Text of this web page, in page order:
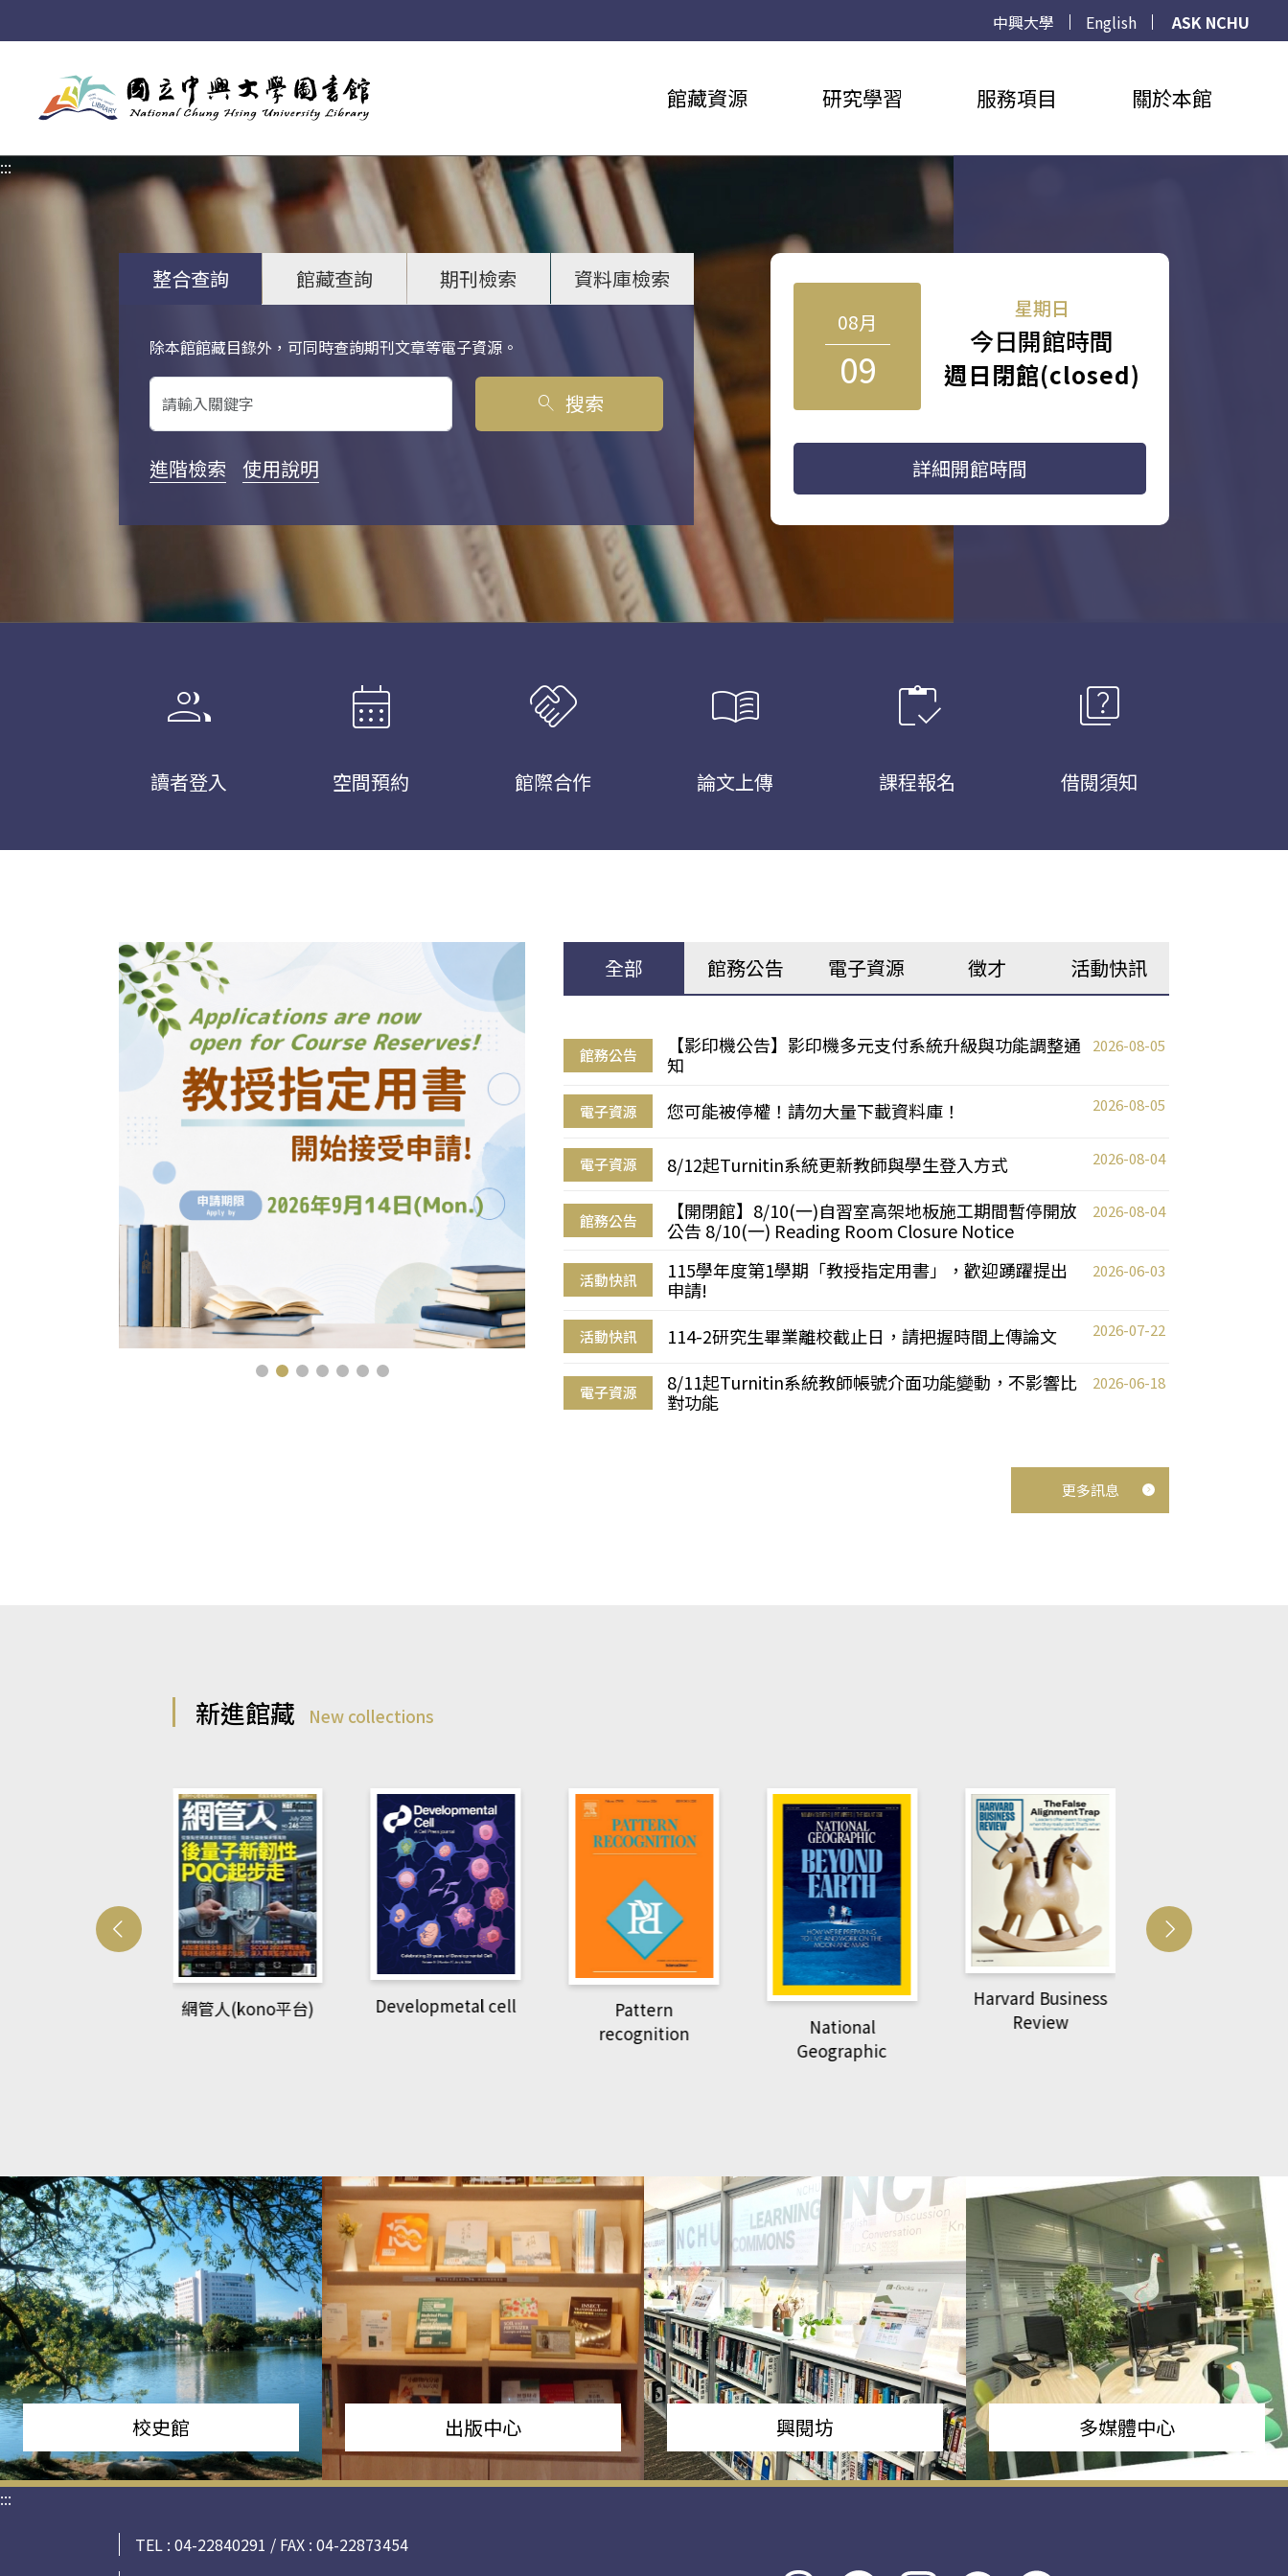
中興大學 English
ASK NCHU
館藏資源 研究學習 服務項目 關於本館
:::
整合查詢 館藏查詢 期刊檢索 資料庫檢索
除本館館藏目錄外，可同時查詢期刊文章等電子資源。
關鍵字搜尋
search 搜索
進階檢索 使用說明
08月
09
星期日
今日開館時間
週日閉館(closed)
詳細開館時間
group
讀者登入
calendar_month
空間預約
handshake
館際合作
menu_book
論文上傳
inventory
課程報名
quiz
借閱須知
全部 館務公告 電子資源 徵才 活動快訊
館務公告
【影印機公告】影印機多元支付系統升級與功能調整通
知
2026-08-05
電子資源 您可能被停權！請勿大量下載資料庫！ 2026-08-05
電子資源 8/12起Turnitin系統更新教師與學生登入方式 2026-08-04
館務公告
【開閉館】8/10(一)自習室高架地板施工期間暫停開放
公告 8/10(一) Reading Room Closure Notice
2026-08-04
活動快訊
115學年度第1學期「教授指定用書」，歡迎踴躍提出
申請!
2026-06-03
活動快訊 114-2研究生畢業離校截止日，請把握時間上傳論文 2026-07-22
電子資源
8/11起Turnitin系統教師帳號介面功能變動，不影響比
對功能
2026-06-18
更多訊息
新進館藏 New collections
Developmetal cell
Pattern
National
Geographic
Harvard Business
Review
萌動力一頁漫畫學生
校史館 出版中心 興閱坊 多媒體中心
:::
TEL : 04-22840291 / FAX : 04-22873454